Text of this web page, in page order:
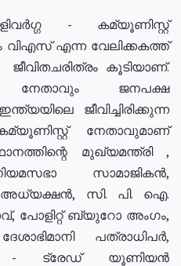
- കമ്യൂണിസ്റ്റ്
വിഎസ് എന്ന വേലിക്കകത്ത്
കൂടിയാണ്.
നേതാവും ജനപക്ഷ
ജീവിച്ചിരിക്കുന്ന
നേതാവുമാണ്
മുഖ്യമന്ത്രി ,
സാമാജികൻ,
അധ്യക്ഷൻ, സി. പി. ഐ.
പോളിറ്റ് ബ്യുറോ അംഗം,
പത്രാധിപർ,
- ട്രേഡ് യൂണിയൻ